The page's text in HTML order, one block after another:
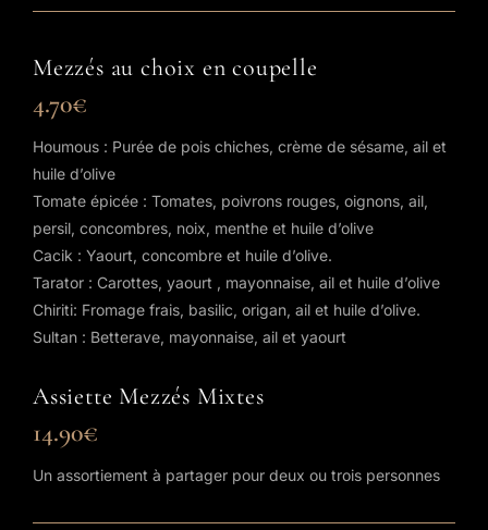
Mezzés au choix en coupelle
4.70€
Houmous : Purée de pois chiches, crème de sésame, ail et
huile d’olive
Tomate épicée : Tomates, poivrons rouges, oignons, ail,
persil, concombres, noix, menthe et huile d’olive
Cacik : Yaourt, concombre et huile d’olive.
Tarator : Carottes, yaourt , mayonnaise, ail et huile d’olive
Chiriti: Fromage frais, basilic, origan, ail et huile d’olive.
Sultan : Betterave, mayonnaise, ail et yaourt
Assiette Mezzés Mixtes
14.90€
Un assortiement à partager pour deux ou trois personnes